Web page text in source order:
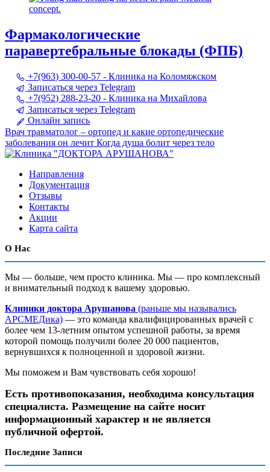
Фармакологические
паравертебральные блокады (ФПБ)
+7(963) 300-00-57 - Клиника на Коломяжском
Записаться через Telegram
+7(952) 288-23-20 - Клиника на Михайлова
Записаться через Telegram
Онлайн запись
Врач травматолог – ортопед и какие ортопедические
заболевания он лечит Когда душа болит через тело
Направления
Документация
Отзывы
Контакты
Акции
Карта сайта
О Нас
Мы — больше, чем просто клиника. Мы — про комплексный
и внимательный подход к вашему здоровью.
Клиники доктора Арушанова (раньше мы назывались
АРСМЕДика) — это команда квалифицированных врачей с
более чем 13-летним опытом успешной работы, за время
которой помощь получили более 20 000 пациентов,
вернувшихся к полноценной и здоровой жизни.
Мы поможем и Вам чувствовать себя хорошо!
Есть противопоказания, необходима консультация
специалиста. Размещение на сайте носит
информационный характер и не является
публичной офертой.
Последние Записи